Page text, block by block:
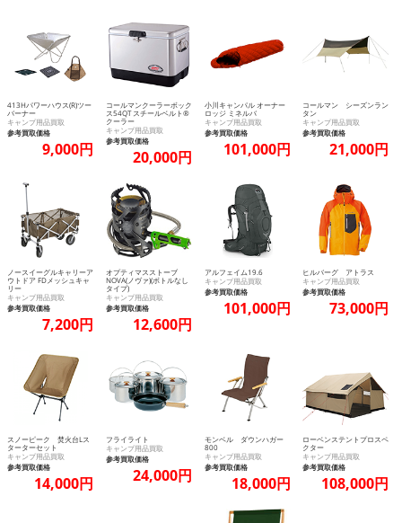
413Hパワーハウス(R)ツー
バーナー
キャンプ用品買取
参考買取価格
9,000円
コールマンクーラーボック
ス54QT スチールベルト®
クーラー
キャンプ用品買取
参考買取価格
20,000円
小川キャンパル オーナー
ロッジ ミネルバ
キャンプ用品買取
参考買取価格
101,000円
コールマン シーズンラン
タン
キャンプ用品買取
参考買取価格
21,000円
ノースイーグルキャリーア
ウトドア FDメッシュキャ
リー
キャンプ用品買取
参考買取価格
7,200円
オプティマスストーブ
NOVA(ノヴァ)(ボトルなし
タイプ)
キャンプ用品買取
参考買取価格
12,600円
アルフェイム19.6
キャンプ用品買取
参考買取価格
101,000円
ヒルバーグ アトラス
キャンプ用品買取
参考買取価格
73,000円
スノーピーク 焚火台Lス
ターターセット
キャンプ用品買取
参考買取価格
14,000円
フライライト
キャンプ用品買取
参考買取価格
24,000円
モンベル ダウンハガー
800
キャンプ用品買取
参考買取価格
18,000円
ローベンステントプロスペ
クター
キャンプ用品買取
参考買取価格
108,000円